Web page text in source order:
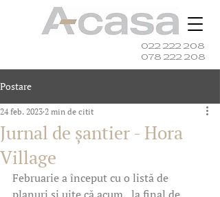
022 222 208
078 222 208
Postare
Jurnal de șantier - Hora
Village
24 feb. 2023 2 min de citit
Februarie a început cu o listă de